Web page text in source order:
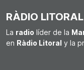
RÀDIO LITORAL
La radio líder de la
en Ràdio Litoral y la